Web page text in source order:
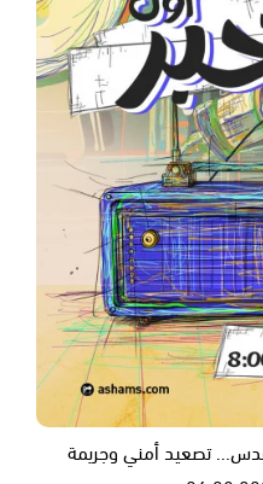
تصعيد أمني وجريمة